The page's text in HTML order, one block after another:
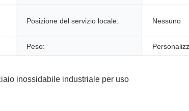
Posizione del servizio locale: Nessuno
Peso: